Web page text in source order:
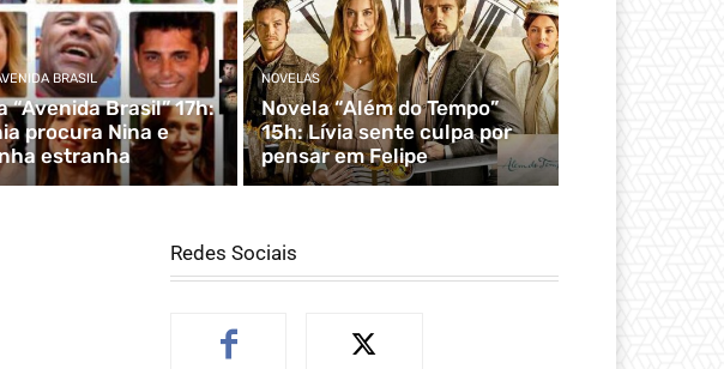
BRASIL
“Avenida Brasil” 17h:
procura Nina e
estranha
NOVELAS
Novela “Além do Tempo”
15h: Lívia sente culpa por
pensar em Felipe
Redes Sociais